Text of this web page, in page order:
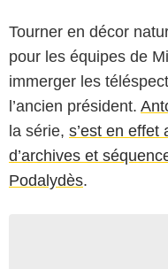
Tourner en décor
pour les équipes de
immerger les
l’ancien président.
la série, s’est en effet
d’archives et
Podalydès.